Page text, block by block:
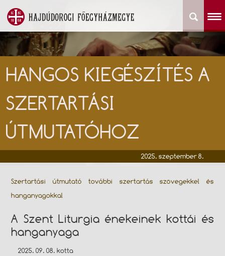
HANGOS KIEGÉSZÍTÉS A
SZERTARTÁSI
ÚTMUTATÓHOZ
2025. szeptember 8.
Szertartási útmutató további szertartás szövegekkel és
hanganyagokkal
A Szent Liturgia énekeinek kottái és
hanganyaga
2025. 09. 08. kotta